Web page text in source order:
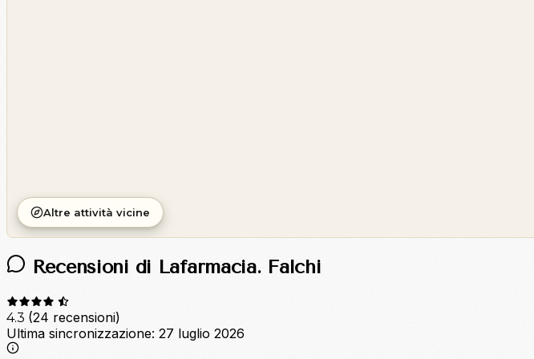
Altre attività vicine
Recensioni di Lafarmacia. Falchi
4.3 (24 recensioni)
Ultima sincronizzazione: 27 luglio 2026